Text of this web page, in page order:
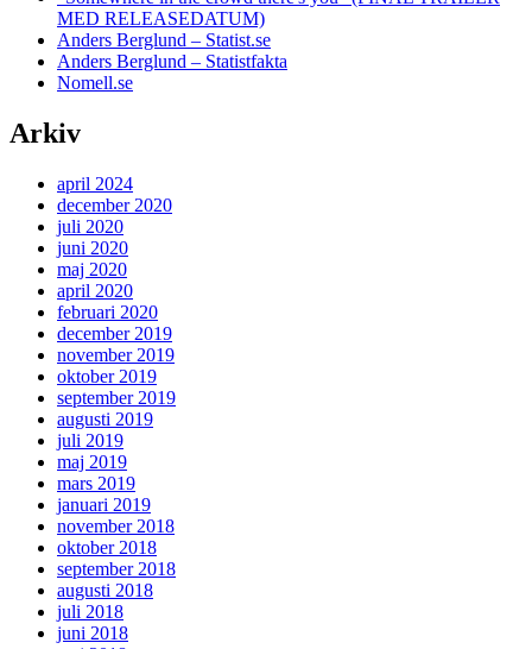
MED RELEASEDATUM)
Anders Berglund – Statist.se
Anders Berglund – Statistfakta
Nomell.se
Arkiv
april 2024
december 2020
juli 2020
juni 2020
maj 2020
april 2020
februari 2020
december 2019
november 2019
oktober 2019
september 2019
augusti 2019
juli 2019
maj 2019
mars 2019
januari 2019
november 2018
oktober 2018
september 2018
augusti 2018
juli 2018
juni 2018